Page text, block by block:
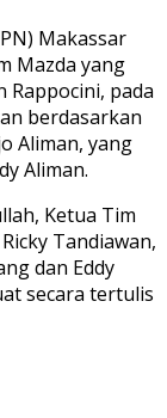
Makassar
Mazda yang
Rappocini, pada
berdasarkan
Aliman, yang
Aliman.
Ketua Tim
Tandiawan,
dan Eddy
secara tertulis